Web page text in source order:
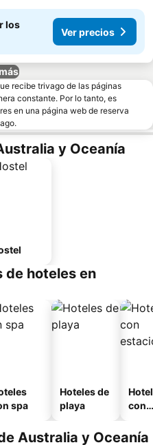
los
Ver precios
recibe trivago de las páginas
constante. Por lo tanto, es
en una página web de reserva
y Oceanía
de hoteles en
spa
Hoteles de
playa
con
Australia y Oceanía